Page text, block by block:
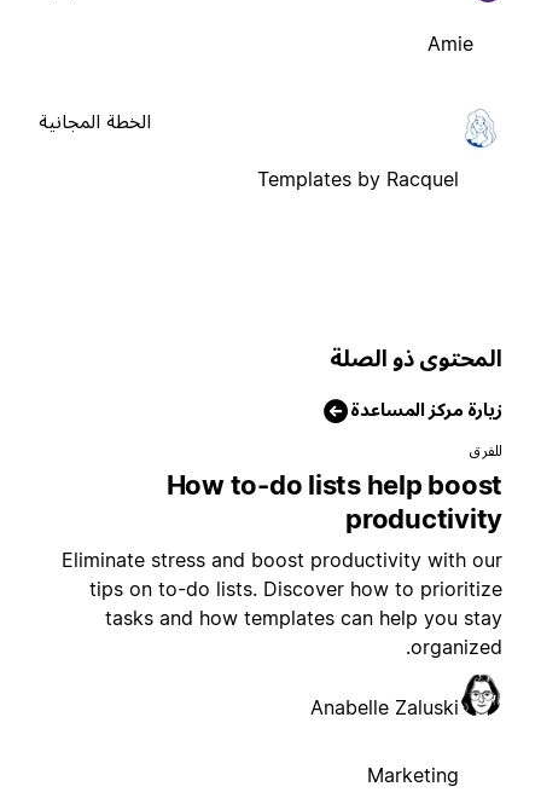
Amie
Templates by Racquel
الخطة المجانية
ذو الصلة
مركز المساعدة
How to-do lists help
Eliminate stress and boost productivity with
tips on to-do lists. Discover how to
tasks and how templates can help you
Anabelle Zaluski
Marketing